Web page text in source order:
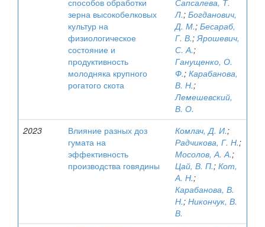
способов обработки
зерна высокобелковых
культур на
физиологическое
состояние и
продуктивность
молодняка крупного
рогатого скота
Сапсалева, Т.
Л.; Богданович,
Д. М.; Бесараб,
Г. В.;Ярошевич,
С. А.;
Ганущенко, О.
Ф.; Карабанова,
В. Н.;
Лемешевский,
В. О.
2023
Влияние разных доз
гумата на
эффективность
производства говядины
Комлач, Д. И.;
Радчикова, Г. Н.;
Мосолов, А. А.;
Цай, В. П.; Кот,
А. Н.;
Карабанова, В.
Н.; Никончук, В.
В.